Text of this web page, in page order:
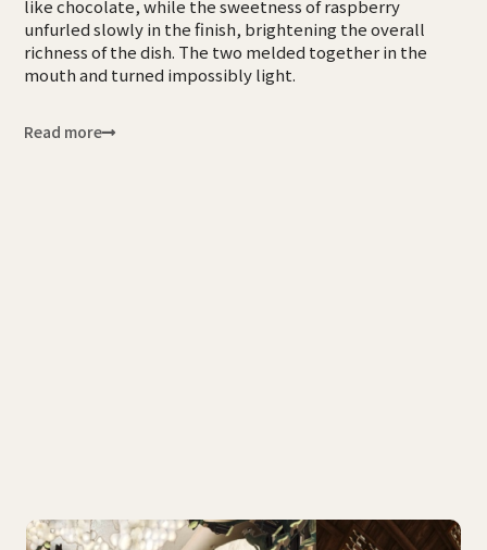
like chocolate, while the sweetness of raspberry
unfurled slowly in the finish, brightening the overall
richness of the dish. The two melded together in the
mouth and turned impossibly light.
Read more